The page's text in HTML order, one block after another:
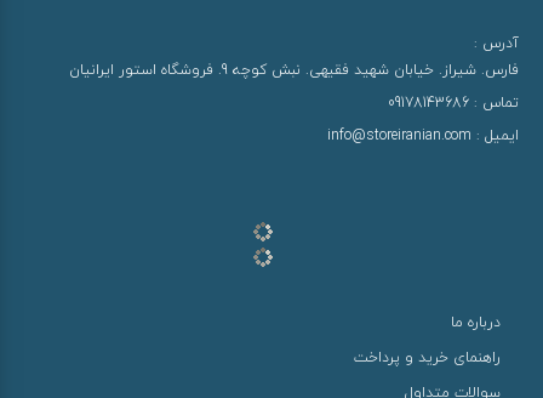
آدرس :
فارس. شیراز. خیابان شهید فقیهی. نبش کوچه 9. فروشگاه استور ایرانیان
تماس : 09178143686
ایمیل : info@storeiranian.com
درباره ما
راهنمای خرید و پرداخت
سوالات متداول